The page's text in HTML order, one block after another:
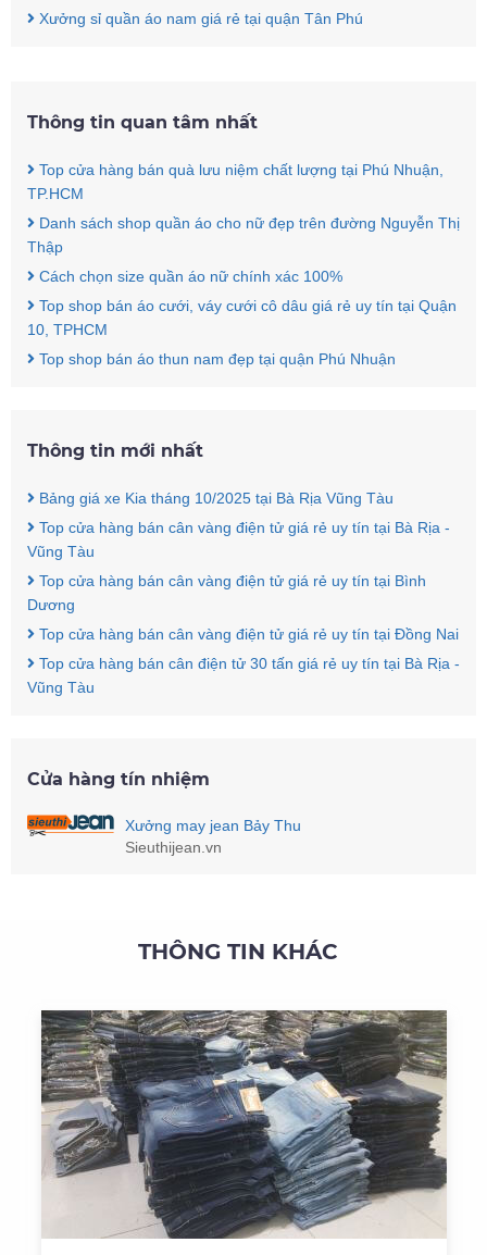
Xưởng sỉ quần áo nam giá rẻ tại quận Tân Phú
Thông tin quan tâm nhất
Top cửa hàng bán quà lưu niệm chất lượng tại Phú Nhuận,
TP.HCM
Danh sách shop quần áo cho nữ đẹp trên đường Nguyễn Thị
Thập
Cách chọn size quần áo nữ chính xác 100%
Top shop bán áo cưới, váy cưới cô dâu giá rẻ uy tín tại Quận
10, TPHCM
Top shop bán áo thun nam đẹp tại quận Phú Nhuận
Thông tin mới nhất
Bảng giá xe Kia tháng 10/2025 tại Bà Rịa Vũng Tàu
Top cửa hàng bán cân vàng điện tử giá rẻ uy tín tại Bà Rịa -
Vũng Tàu
Top cửa hàng bán cân vàng điện tử giá rẻ uy tín tại Bình
Dương
Top cửa hàng bán cân vàng điện tử giá rẻ uy tín tại Đồng Nai
Top cửa hàng bán cân điện tử 30 tấn giá rẻ uy tín tại Bà Rịa -
Vũng Tàu
Cửa hàng tín nhiệm
Xưởng may jean Bảy Thu
Sieuthijean.vn
THÔNG TIN KHÁC